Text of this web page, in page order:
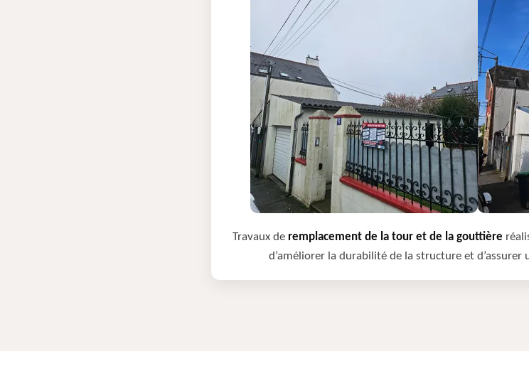
Travaux de remplacement de la tour et de la gouttière
d’améliorer la durabilité de la structure et d’assurer